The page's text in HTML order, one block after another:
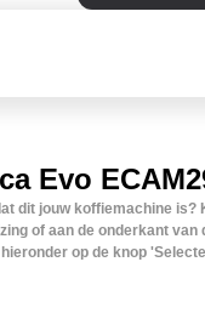
Evo
dit jouw koffiemachine
of aan de onderkant van
op de knop